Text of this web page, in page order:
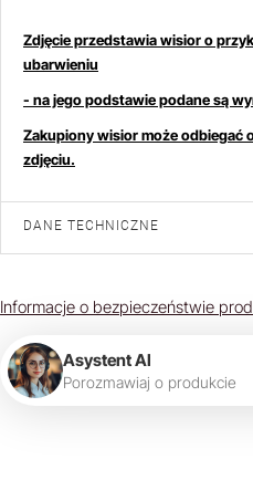
Zdjęcie przedstawia wisior o
ubarwieniu
- na jego podstawie podane są
Zakupiony wisior może odbiegać
zdjęciu.
DANE TECHNICZNE
Informacje o bezpieczeństwie
Asystent AI
Porozmawiaj o produkcie